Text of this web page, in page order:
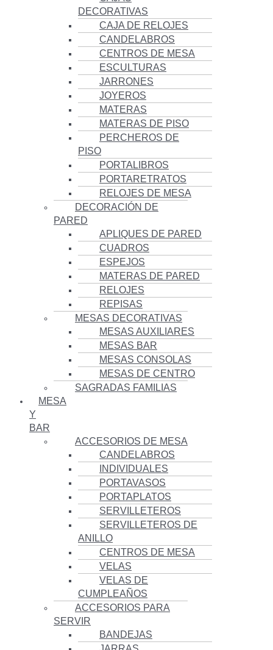
DECORATIVAS
CAJA DE RELOJES
CANDELABROS
CENTROS DE MESA
ESCULTURAS
JARRONES
JOYEROS
MATERAS
MATERAS DE PISO
PERCHEROS DE
PISO
PORTALIBROS
PORTARETRATOS
RELOJES DE MESA
DECORACIÓN DE
PARED
APLIQUES DE PARED
CUADROS
ESPEJOS
MATERAS DE PARED
RELOJES
REPISAS
MESAS DECORATIVAS
MESAS AUXILIARES
MESAS BAR
MESAS CONSOLAS
MESAS DE CENTRO
SAGRADAS FAMILIAS
MESA
Y
BAR
ACCESORIOS DE MESA
CANDELABROS
INDIVIDUALES
PORTAVASOS
PORTAPLATOS
SERVILLETEROS
SERVILLETEROS DE
ANILLO
CENTROS DE MESA
VELAS
VELAS DE
CUMPLEAÑOS
ACCESORIOS PARA
SERVIR
BANDEJAS